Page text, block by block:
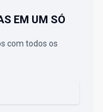
EM UM SÓ
com todos os